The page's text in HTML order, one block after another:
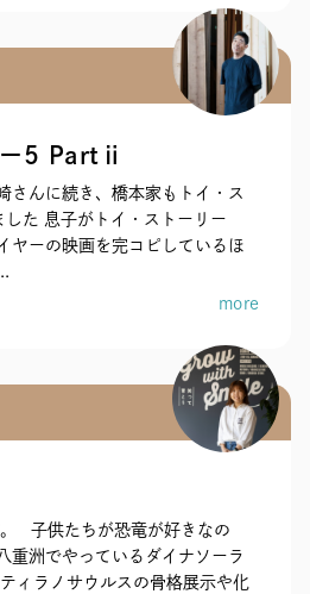
ー5 Partⅱ
さんに続き、橋本家もトイ・ス
した 息子がトイ・ストーリー
ヤーの映画を完コピしているほ
more
子供たちが恐竜が好きなの
重洲でやっているダイナソーラ
ィラノサウルスの骨格展示や化